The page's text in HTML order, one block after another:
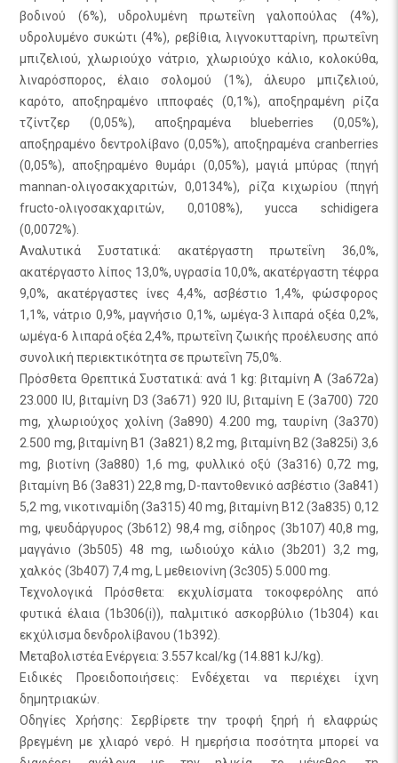
βοδινού (6%), υδρολυμένη πρωτεΐνη γαλοπούλας (4%),
υδρολυμένο συκώτι (4%), ρεβίθια, λιγνοκυτταρίνη, πρωτεΐνη
μπιζελιού, χλωριούχο νάτριο, χλωριούχο κάλιο, κολοκύθα,
λιναρόσπορος, έλαιο σολομού (1%), άλευρο μπιζελιού,
καρότο, αποξηραμένο ιπποφαές (0,1%), αποξηραμένη ρίζα
τζίντζερ (0,05%), αποξηραμένα blueberries (0,05%),
αποξηραμένο δεντρολίβανο (0,05%), αποξηραμένα cranberries
(0,05%), αποξηραμένο θυμάρι (0,05%), μαγιά μπύρας (πηγή
mannan-ολιγοσακχαριτών, 0,0134%), ρίζα κιχωρίου (πηγή
fructo-ολιγοσακχαριτών, 0,0108%), yucca schidigera
(0,0072%).
Αναλυτικά Συστατικά: ακατέργαστη πρωτεΐνη 36,0%,
ακατέργαστο λίπος 13,0%, υγρασία 10,0%, ακατέργαστη τέφρα
9,0%, ακατέργαστες ίνες 4,4%, ασβέστιο 1,4%, φώσφορος
1,1%, νάτριο 0,9%, μαγνήσιο 0,1%, ωμέγα-3 λιπαρά οξέα 0,2%,
ωμέγα-6 λιπαρά οξέα 2,4%, πρωτεΐνη ζωικής προέλευσης από
συνολική περιεκτικότητα σε πρωτεΐνη 75,0%.
Πρόσθετα Θρεπτικά Συστατικά: ανά 1 kg: βιταμίνη A (3a672a)
23.000 IU, βιταμίνη D3 (3a671) 920 IU, βιταμίνη E (3a700) 720
mg, χλωριούχος χολίνη (3a890) 4.200 mg, ταυρίνη (3a370)
2.500 mg, βιταμίνη B1 (3a821) 8,2 mg, βιταμίνη B2 (3a825i) 3,6
mg, βιοτίνη (3a880) 1,6 mg, φυλλικό οξύ (3a316) 0,72 mg,
βιταμίνη B6 (3a831) 22,8 mg, D-παντοθενικό ασβέστιο (3a841)
5,2 mg, νικοτιναμίδη (3a315) 40 mg, βιταμίνη B12 (3a835) 0,12
mg, ψευδάργυρος (3b612) 98,4 mg, σίδηρος (3b107) 40,8 mg,
μαγγάνιο (3b505) 48 mg, ιωδιούχο κάλιο (3b201) 3,2 mg,
χαλκός (3b407) 7,4 mg, L μεθειονίνη (3c305) 5.000 mg.
Τεχνολογικά Πρόσθετα: εκχυλίσματα τοκοφερόλης από
φυτικά έλαια (1b306(i)), παλμιτικό ασκορβύλιο (1b304) και
εκχύλισμα δενδρολίβανου (1b392).
Μεταβολιστέα Ενέργεια: 3.557 kcal/kg (14.881 kJ/kg).
Ειδικές Προειδοποιήσεις: Ενδέχεται να περιέχει ίχνη
δημητριακών.
Οδηγίες Χρήσης: Σερβίρετε την τροφή ξηρή ή ελαφρώς
βρεγμένη με χλιαρό νερό. Η ημερήσια ποσότητα μπορεί να